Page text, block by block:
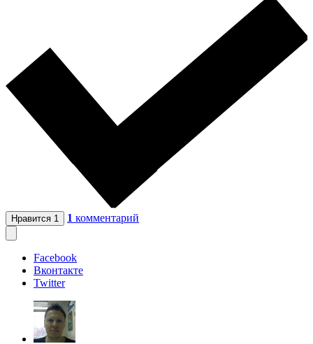
Нравится 1 1 комментарий
Facebook
Вконтакте
Twitter